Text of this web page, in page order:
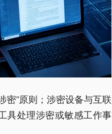
密”原则；涉密设备与互联
具处理涉密或敏感工作事